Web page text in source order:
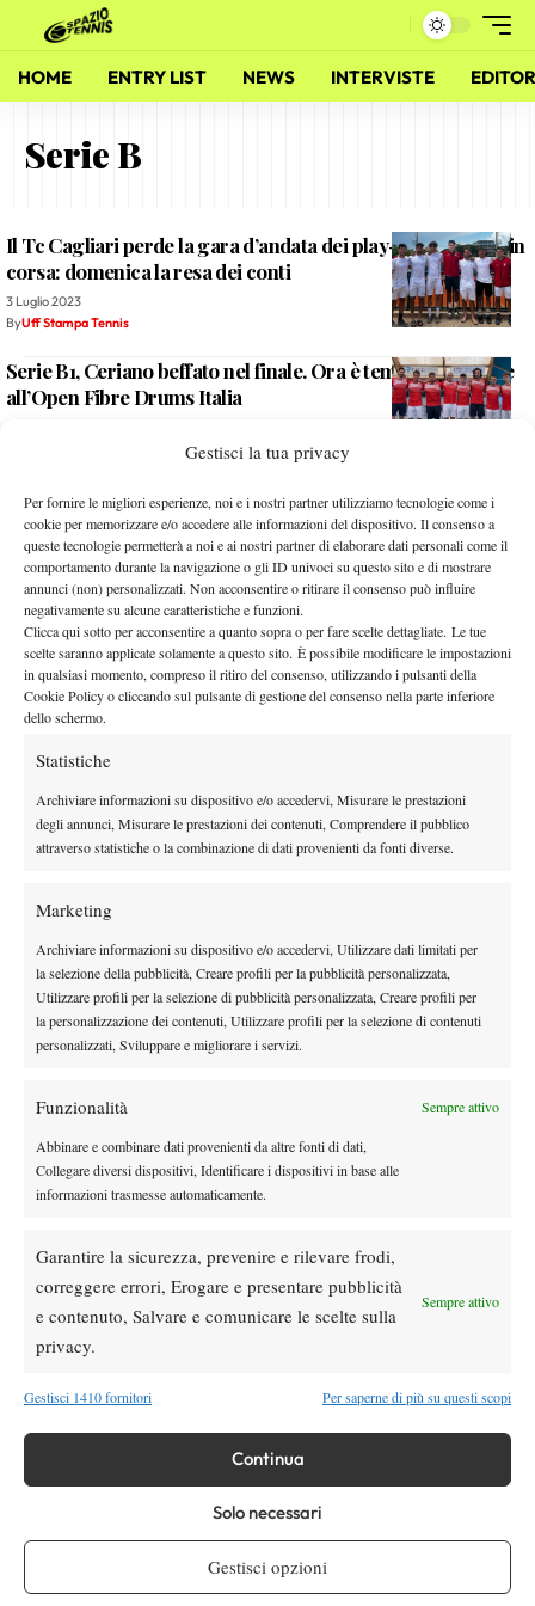
Gestisci la tua privacy
Per fornire le migliori esperienze, noi e i nostri partner utilizziamo tecnologie come i
cookie per memorizzare e/o accedere alle informazioni del dispositivo. Il consenso a
queste tecnologie permetterà a noi e ai nostri partner di elaborare dati personali come il
comportamento durante la navigazione o gli ID univoci su questo sito e di mostrare
annunci (non) personalizzati. Non acconsentire o ritirare il consenso può influire
negativamente su alcune caratteristiche e funzioni.
Clicca qui sotto per acconsentire a quanto sopra o per fare scelte dettagliate. Le tue
scelte saranno applicate solamente a questo sito. È possibile modificare le impostazioni
in qualsiasi momento, compreso il ritiro del consenso, utilizzando i pulsanti della
Cookie Policy o cliccando sul pulsante di gestione del consenso nella parte inferiore
dello schermo.
Statistiche
Archiviare informazioni su dispositivo e/o accedervi, Misurare le prestazioni
degli annunci, Misurare le prestazioni dei contenuti, Comprendere il pubblico
attraverso statistiche o la combinazione di dati provenienti da fonti diverse.
Marketing
Archiviare informazioni su dispositivo e/o accedervi, Utilizzare dati limitati per
la selezione della pubblicità, Creare profili per la pubblicità personalizzata,
Utilizzare profili per la selezione di pubblicità personalizzata, Creare profili per
la personalizzazione dei contenuti, Utilizzare profili per la selezione di contenuti
personalizzati, Sviluppare e migliorare i servizi.
Funzionalità Sempre attivo
Abbinare e combinare dati provenienti da altre fonti di dati,
Collegare diversi dispositivi, Identificare i dispositivi in base alle
informazioni trasmesse automaticamente.
Garantire la sicurezza, prevenire e rilevare frodi,
correggere errori, Erogare e presentare pubblicità
e contenuto, Salvare e comunicare le scelte sulla
privacy.
Sempre attivo
Gestisci 1410 fornitori Per saperne di più su questi scopi
Continua
Solo necessari
Gestisci opzioni
HOME ENTRY LIST NEWS INTERVISTE
Serie B
Il Tc Cagliari perde la gara d’andata dei play-off, ma resta in
corsa: domenica la resa dei conti
3 Luglio 2023
ByUff Stampa Tennis
Serie B1, Ceriano beffato nel finale. Ora è tempo di pensare
all’Open Fibre Drums Italia
Serie B1, salvezza un po’ più vicina per il Ct Ceriano dopo il
primo turno di playout
27 Giugno 2022
Uff Stampa Tennis
Serie B1, la salvezza per il Club Tennis Ceriano passa da
Palermo
22 Giugno 2022
Uff Stampa Tennis
Facebook
Instagram
Testata giornalisticaSpazio Tennisregistrata Aut-Trib Milano n°
10268 del 15/09/2025
Editore: VIBES MEDIA SRL
, P.iva 14250480960
HOME
ENTRY LIST